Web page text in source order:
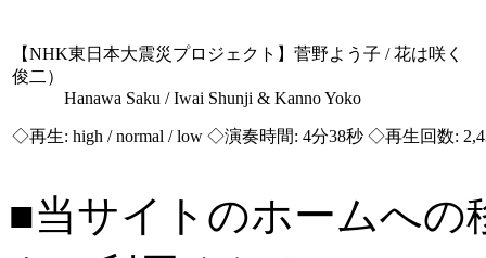
【NHK東日本大震災プロジェクト】菅野よう子 / 花は咲く
俊二）
Hanawa Saku / Iwai Shunji & Kanno Yoko
◇再生: high / normal / low ◇演奏時間: 4分38秒 ◇再生回数:
■当サイトのホームへの